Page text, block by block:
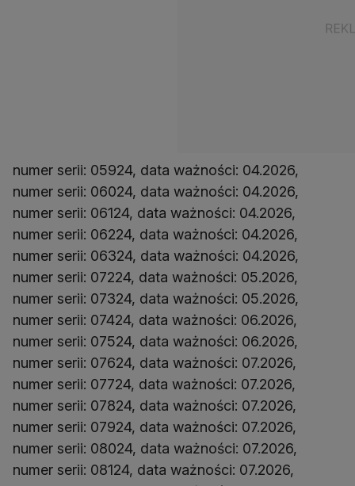
numer serii: 05924, data ważności: 04.2026,
numer serii: 06024, data ważności: 04.2026,
numer serii: 06124, data ważności: 04.2026,
numer serii: 06224, data ważności: 04.2026,
numer serii: 06324, data ważności: 04.2026,
numer serii: 07224, data ważności: 05.2026,
numer serii: 07324, data ważności: 05.2026,
numer serii: 07424, data ważności: 06.2026,
numer serii: 07524, data ważności: 06.2026,
numer serii: 07624, data ważności: 07.2026,
numer serii: 07724, data ważności: 07.2026,
numer serii: 07824, data ważności: 07.2026,
numer serii: 07924, data ważności: 07.2026,
numer serii: 08024, data ważności: 07.2026,
numer serii: 08124, data ważności: 07.2026,